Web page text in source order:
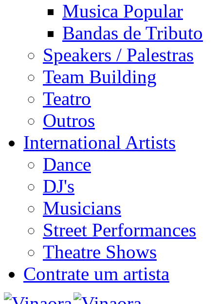
Musica Popular
Bandas de Tributo
Speakers / Palestras
Team Building
Teatro
Outros
International Artists
Dance
DJ's
Musicians
Street Performances
Theatre Shows
Contrate um artista